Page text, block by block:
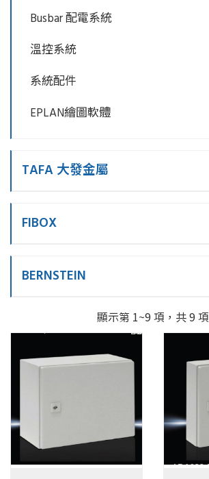
顯示第 1~9 項，共 9 項
Busbar 配電系統
溫控系統
系統配件
EPLAN繪圖軟體
TAFA 大發金屬
FIBOX
BERNSTEIN